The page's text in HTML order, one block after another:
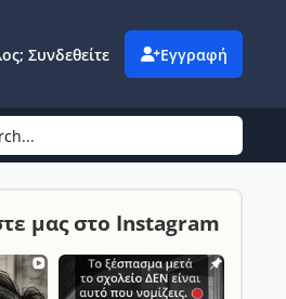
Συνδεθείτε Εγγραφή
μας στο Instagram